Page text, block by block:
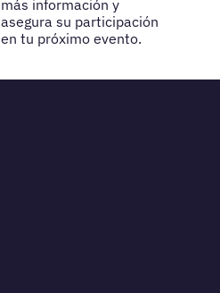
más información y
asegura su participación
en tu próximo evento.